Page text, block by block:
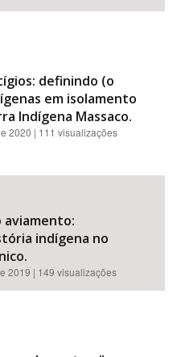
definindo (o
em isolamento
Indígena Massaco.
2020 | 111 visualizações
aviamento:
indígena no
2019 | 149 visualizações